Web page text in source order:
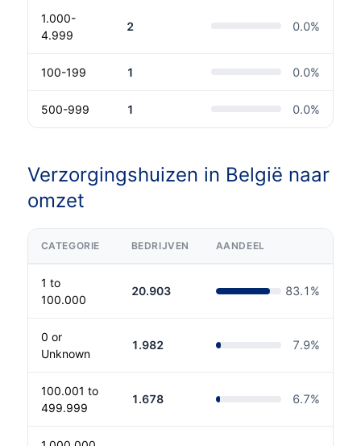
1.000-
4.999
2 0.0%
100-199 1 0.0%
500-999 1 0.0%
Verzorgingshuizen in België naar
omzet
CATEGORIE BEDRIJVEN AANDEEL
1 to
100.000
20.903 83.1 %
0 or
Unknown
1.982 7.9%
100.001 to
499.999
1.678 6.7%